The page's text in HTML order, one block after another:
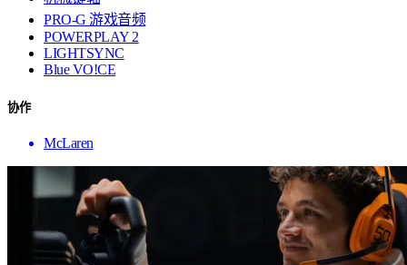
PRO-G 游戏音频
POWERPLAY 2
LIGHTSYNC
Blue VO!CE
协作
McLaren